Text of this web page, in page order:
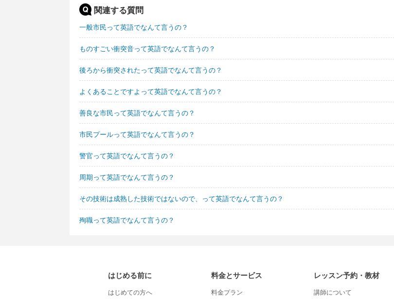
関連する質問
一般市民って英語でなんて言うの？
ものすごい衝突音って英語でなんて言うの？
後ろから衝突されたって英語でなんて言うの？
よくあることですよって英語でなんて言うの？
善良な市民って英語でなんて言うの？
市民プールって英語でなんて言うの？
警官って英語でなんて言うの？
周期って英語でなんて言うの？
その技術は成熟した技術ではないので、って英語でなんて言うの？
殉職って英語でなんて言うの？
はじめる前に
はじめての方へ
料金とサービス
料金プラン
レッスン予約・教材
講師について